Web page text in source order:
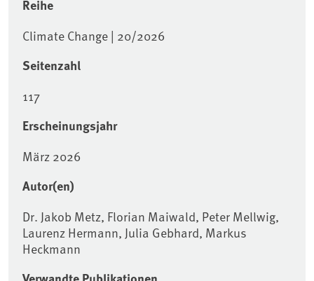
Reihe
Climate Change | 20/2026
Seitenzahl
117
Erscheinungsjahr
März 2026
Autor(en)
Dr. Jakob Metz, Florian Maiwald, Peter Mellwig,
Laurenz Hermann, Julia Gebhard, Markus
Heckmann